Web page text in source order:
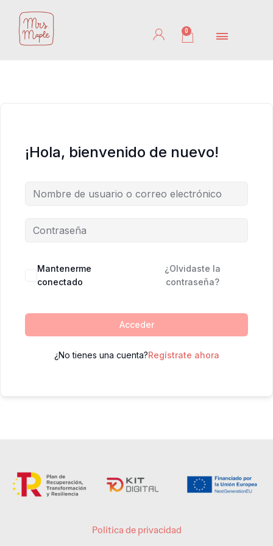
contenido
0
Cart
¡Hola, bienvenido de nuevo!
Mantenerme
conectado
¿Olvidaste la
contraseña?
Acceder
¿No tienes una cuenta?Regístrate ahora
Política de privacidad